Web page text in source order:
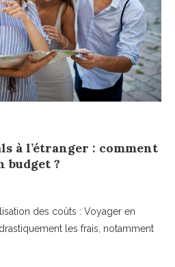
à l’étranger : comment
budget ?
des coûts : Voyager en
les frais, notamment